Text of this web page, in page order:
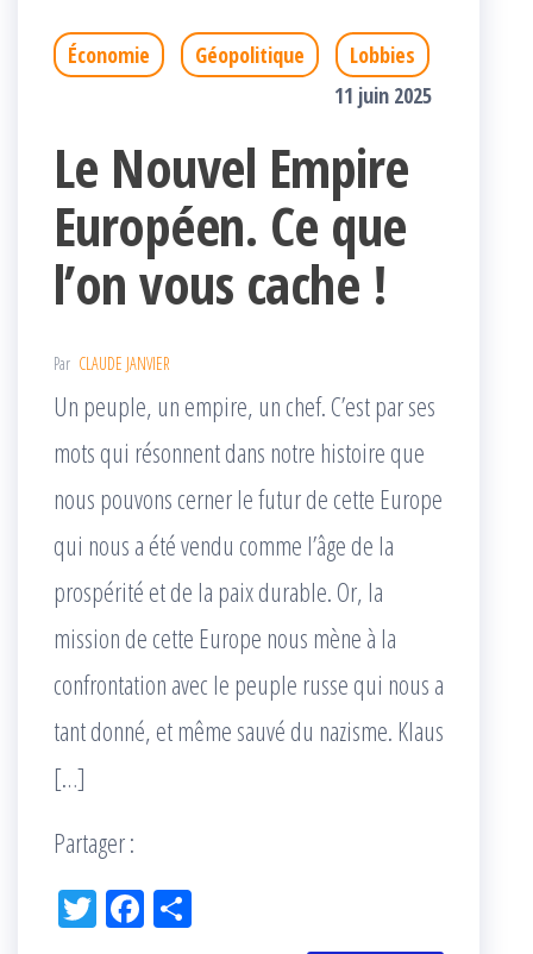
Économie Géopolitique
Lobbies
11 juin 2025
Le Nouvel Empire
Européen. Ce que
l’on vous cache !
Par CLAUDE JANVIER
Un peuple, un empire, un chef. C’est par ses
mots qui résonnent dans notre histoire que
nous pouvons cerner le futur de cette Europe
qui nous a été vendu comme l’âge de la
prospérité et de la paix durable. Or, la
mission de cette Europe nous mène à la
confrontation avec le peuple russe qui nous a
tant donné, et même sauvé du nazisme. Klaus
[…]
Partager :
Tw Fac